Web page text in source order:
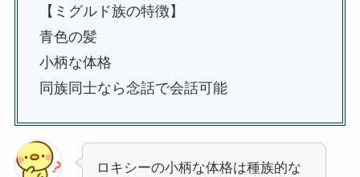
【ミグルド族の特徴】
青色の髪
小柄な体格
同族同士なら念話で会話可能
ロキシーの小柄な体格は種族的な